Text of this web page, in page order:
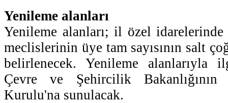
Yenileme alanları
Yenileme alanları; il özel
meclislerinin üye tam sayısının salt
belirlenecek. Yenileme alanlarıyla
Çevre ve Şehircilik
Kurulu'na sunulacak.